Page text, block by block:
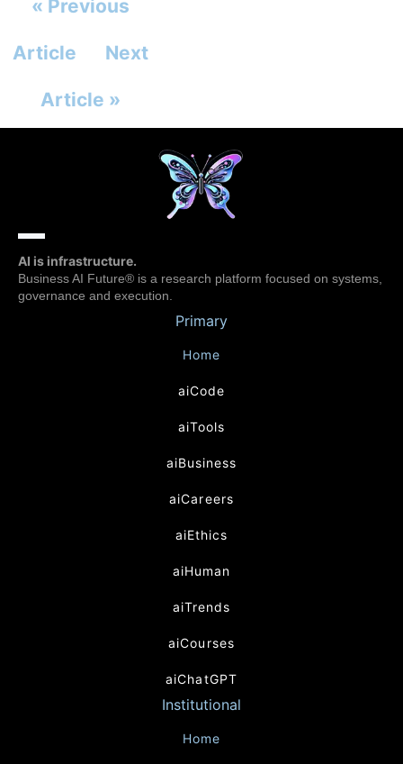
« Previous
Article Next
Article »
AI is infrastructure.
Business AI Future® is a research platform focused on systems,
governance and execution.
Primary
Home
aiCode
aiTools
aiBusiness
aiCareers
aiEthics
aiHuman
aiTrends
aiCourses
aiChatGPT
Institutional
Home